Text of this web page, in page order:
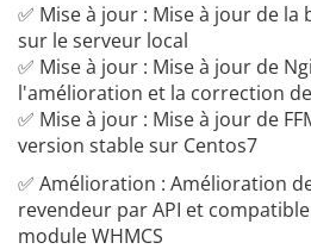
✅ Mise à jour : Mise à jour de la
sur le serveur local
✅ Mise à jour : Mise à jour de
l'amélioration et la correction
✅ Mise à jour : Mise à jour de
version stable sur Centos7
✅ Amélioration : Amélioration
revendeur par API et
module WHMCS